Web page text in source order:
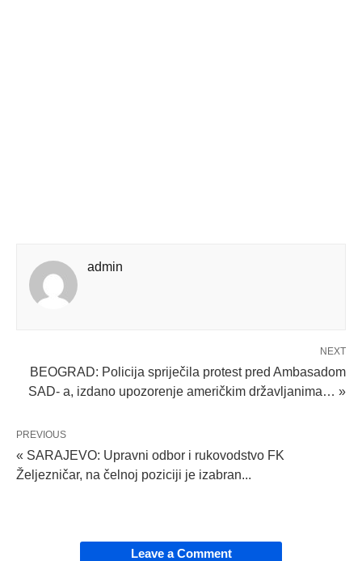
admin
NEXT
BEOGRAD: Policija spriječila protest pred Ambasadom
SAD- a, izdano upozorenje američkim državljanima… »
PREVIOUS
« SARAJEVO: Upravni odbor i rukovodstvo FK
Željezničar, na čelnoj poziciji je izabran...
Leave a Comment